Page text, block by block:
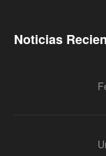
Noticias